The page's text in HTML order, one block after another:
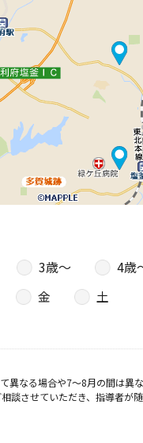
3歳〜 4歳
金
土
なる場合や7～8月の間は異な
させていただき、指導者が随